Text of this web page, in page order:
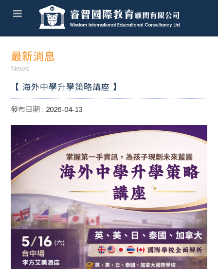
最新消息
News
【 海外中學升學策略講座 】
發布日期 : 2026-04-13